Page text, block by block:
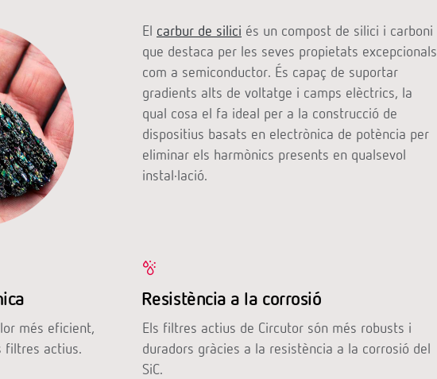
El carbur de silici és un compost de silici i carboni
que destaca per les seves propietats excepcionals
com a semiconductor. És capaç de suportar
gradients alts de voltatge i camps elèctrics, la
qual cosa el fa ideal per a la construcció de
dispositius basats en electrònica de potència per
eliminar els harmònics presents en qualsevol
instal·lació.
més eficient,
filtres actius.
Resistència a la corrosió
Els filtres actius de Circutor són més robusts i
duradors gràcies a la resistència a la corrosió del
SiC.